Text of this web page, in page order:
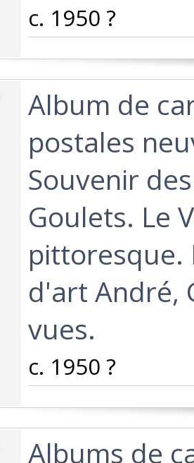
‎c. 1950 ?‎
‎Album de
postales
Souvenir
Goulets. Le
pittoresque.
d'art André,
vues. ‎
‎c. 1950 ?‎
‎Albums de